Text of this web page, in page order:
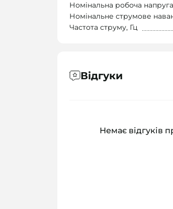
Номінальна робоча
Номінальне струмове
Частота струму, Гц
Відгуки
Немає відгуків